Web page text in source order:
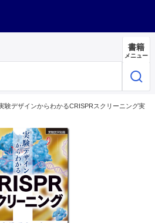
書籍
メニュー
験デザインからわかるCRISPRスクリーニング実